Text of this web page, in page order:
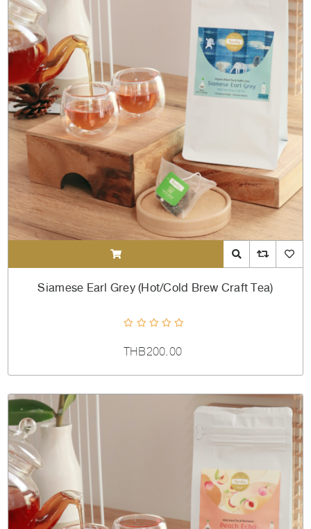
ADDTOCART Quick View
Siamese Earl Grey (Hot/Cold Brew Craft Tea)
THB200.00